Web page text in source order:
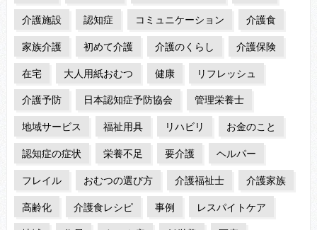
介護施設 認知症 コミュニケーション 介護食
家族介護 初めて介護 介護のくらし 介護保険
在宅 大人用紙おむつ 健康 リフレッシュ
介護予防 日本認知症予防協会 管理栄養士
地域サービス 福祉用具 リハビリ お金のこと
認知症の症状 栄養不足 要介護 ヘルパー
フレイル おむつの選び方 介護福祉士 介護家族
高齢化 介護食レシピ 事例 レスパイトケア